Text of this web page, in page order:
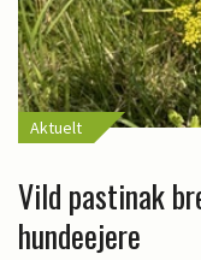
Aktuelt
Vild pastinak
hundeejere